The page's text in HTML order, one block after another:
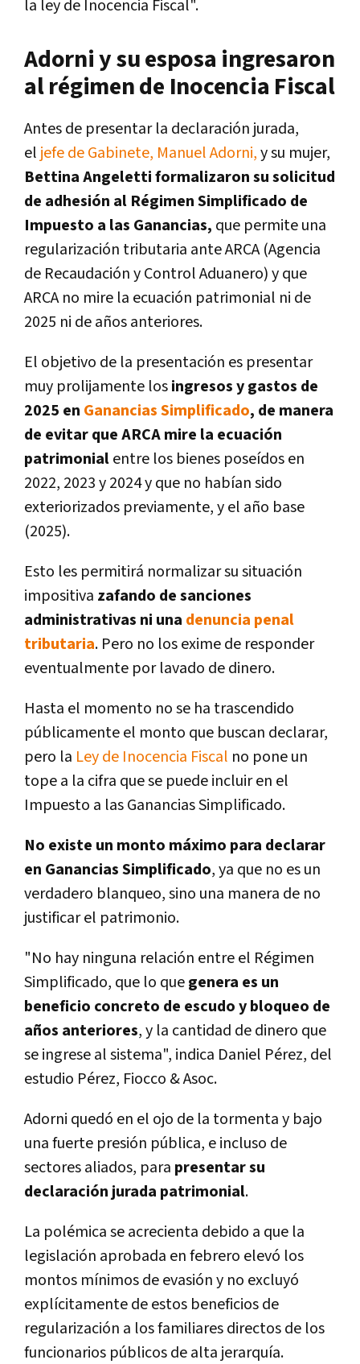
la ley de Inocencia Fiscal".
Adorni y su esposa ingresaron
al régimen de Inocencia Fiscal
Antes de presentar la declaración jurada,
el jefe de Gabinete, Manuel Adorni,y su mujer,
Bettina Angeletti formalizaron su solicitud
de adhesión al Régimen Simplificado de
Impuesto a las Ganancias, que permite una
regularización tributaria ante ARCA (Agencia
de Recaudación y Control Aduanero) y que
ARCA no mire la ecuación patrimonial ni de
2025 ni de años anteriores.
El objetivo de la presentación es presentar
muy prolijamente losingresos y gastos de
2025 en Ganancias Simplificado, de manera
de evitar que ARCA mire la ecuación
patrimonialentre los bienes poseídos en
2022, 2023 y 2024 y que no habían sido
exteriorizados previamente, y el año base
(2025).
Esto les permitirá normalizar su situación
impositiva zafando de sanciones
administrativas ni una denuncia penal
tributaria. Pero no los exime de responder
eventualmente por lavado de dinero.
Hasta el momento no se ha trascendido
públicamente el monto que buscan declarar,
pero la Ley de Inocencia Fiscal no pone un
tope a la cifra que se puede incluir en el
Impuesto a las Ganancias Simplificado.
No existe un monto máximo para declarar
en Ganancias Simplificado, ya que no es un
verdadero blanqueo, sino una manera de no
justificar el patrimonio.
"No hay ninguna relación entre el Régimen
Simplificado, que lo quegenera es un
beneficio concreto de escudo y bloqueo de
años anteriores, y la cantidad de dinero que
se ingrese al sistema", indica Daniel Pérez, del
estudio Pérez, Fiocco & Asoc.
Adorni quedó en el ojo de la tormenta y bajo
una fuerte presión pública, e incluso de
sectores aliados, para presentar su
declaración jurada patrimonial.
La polémica se acrecienta debido a que la
legislación aprobada en febrero elevó los
montos mínimos de evasión y no excluyó
explícitamente de estos beneficios de
regularización a los familiares directos de los
funcionarios públicos de alta jerarquía.